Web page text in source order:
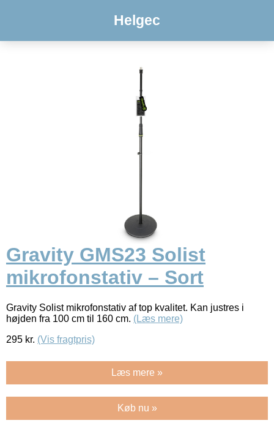
Helgec
Gravity GMS23 Solist
mikrofonstativ – Sort
Gravity Solist mikrofonstativ af top kvalitet. Kan justres i
højden fra 100 cm til 160 cm. (Læs mere)
295 kr. (Vis fragtpris)
Læs mere »
Køb nu »